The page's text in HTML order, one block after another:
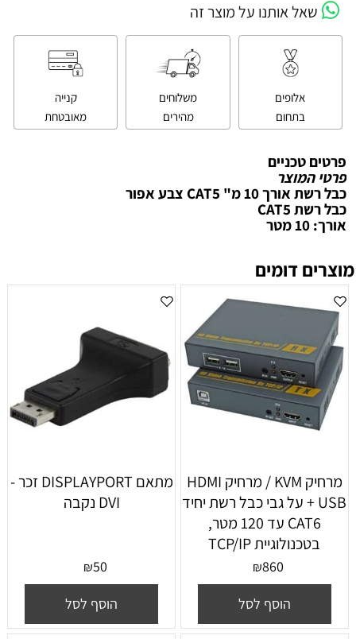
שאל אותנו על מוצר זה
אלופים
בתחום
משלוחים
מהירים
קנייה
מאובטחת
פרטים טכניים
פרטי המוצר
כבל רשת אורך 10 מ" CAT5 צבע אפור
כבל רשת CAT5
אורך: 10 מטר
מוצרים דומים
מרחיק KVM / מרחיק HDMI
+ USB על גבי כבל רשת יחיד
CAT6 עד 120 מטר,
בטכנולוגיית TCP/IP
₪860
הוסף לסל
מתאם DISPLAYPORT זכר -
DVI נקבה
₪50
הוסף לסל